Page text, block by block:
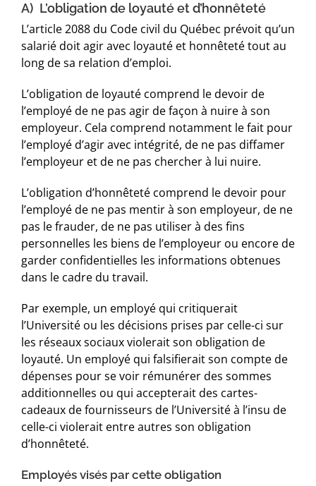
A) L’obligation de loyauté et d’honnêteté
L’article 2088 du Code civil du Québec prévoit qu’un
salarié doit agir avec loyauté et honnêteté tout au
long de sa relation d’emploi.
L’obligation de loyauté comprend le devoir de
l’employé de ne pas agir de façon à nuire à son
employeur. Cela comprend notamment le fait pour
l’employé d’agir avec intégrité, de ne pas diffamer
l’employeur et de ne pas chercher à lui nuire.
L’obligation d’honnêteté comprend le devoir pour
l’employé de ne pas mentir à son employeur, de ne
pas le frauder, de ne pas utiliser à des fins
personnelles les biens de l’employeur ou encore de
garder confidentielles les informations obtenues
dans le cadre du travail.
Par exemple, un employé qui critiquerait
l’Université ou les décisions prises par celle-ci sur
les réseaux sociaux violerait son obligation de
loyauté. Un employé qui falsifierait son compte de
dépenses pour se voir rémunérer des sommes
additionnelles ou qui accepterait des cartes-
cadeaux de fournisseurs de l’Université à l’insu de
celle-ci violerait entre autres son obligation
d’honnêteté.
Employés visés par cette obligation